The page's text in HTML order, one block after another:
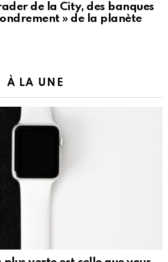
de la City, des banques
» de la planète
À LA UNE